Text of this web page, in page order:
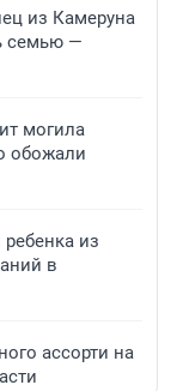
из Камеруна
семью —
могила
обожали
ребенка из
в
ассорти на